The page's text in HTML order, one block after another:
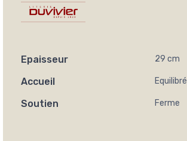
Epaisseur 29 cm
Accueil Equilibré
Soutien Ferme